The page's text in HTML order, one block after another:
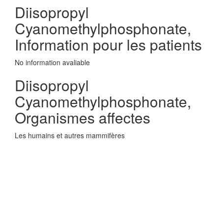
Diisopropyl
Cyanomethylphosphonate,
Information pour les patients
No information avaliable
Diisopropyl
Cyanomethylphosphonate,
Organismes affectes
Les humains et autres mammifères